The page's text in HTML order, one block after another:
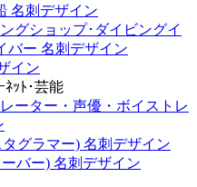
名刺デザイン
グショップ･ダイビングイ
バー 名刺デザイン
イン
ﾈｯﾄ･芸能
ーター・声優・ボイストレ
タグラマー) 名刺デザイン
ーバー) 名刺デザイン